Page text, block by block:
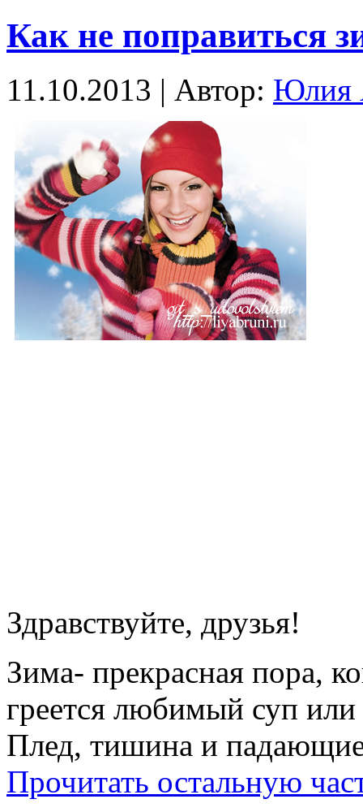
Как не поправиться
11.10.2013 | Автор: Юлия
Здравствуйте, друзья!
Зима- прекрасная пора,
греется любимый суп
Плед, тишина и
Прочитать остальную